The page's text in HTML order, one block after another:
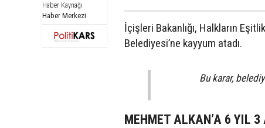
Haber Kaynağı
Haber Merkezi
İçişleri Bakanlığı, Halkların
Belediyesi’ne kayyum atadı.
Bu karar,
MEHMET ALKAN’A 6 YIL